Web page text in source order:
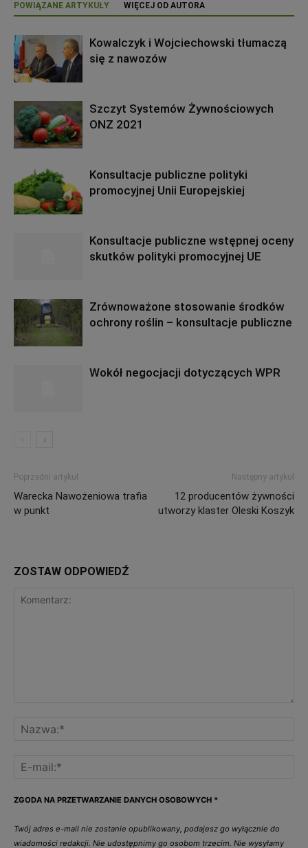
POWIĄZANE ARTYKUŁY WIĘCEJ OD AUTORA
Kowalczyk i Wojciechowski tłumaczą
się z nawozów
Szczyt Systemów Żywnościowych
ONZ 2021
Konsultacje publiczne polityki
promocyjnej Unii Europejskiej
Konsultacje publiczne wstępnej oceny
skutków polityki promocyjnej UE
Zrównoważone stosowanie środków
ochrony roślin – konsultacje publiczne
Wokół negocjacji dotyczących WPR
Poprzedni artykuł
Warecka Nawożeniowa trafia
w punkt
Następny artykuł
12 producentów żywności
utworzy klaster Oleski Koszyk
ZOSTAW ODPOWIEDŹ
ZGODA NA PRZETWARZANIE DANYCH OSOBOWYCH *
Twój adres e-mail nie zostanie opublikowany, podajesz go wyłącznie do
wiadomości redakcji. Nie udostępnimy go osobom trzecim. Nie wysyłamy